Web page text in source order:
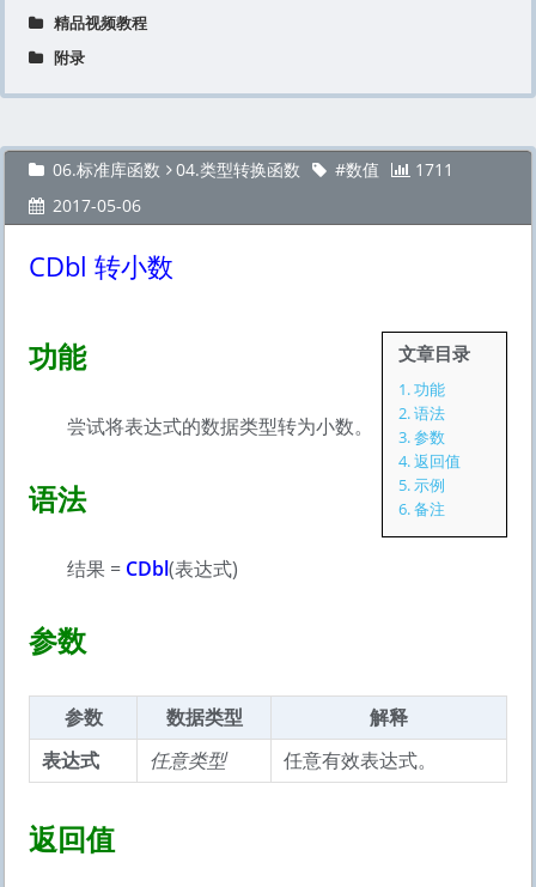
精品视频教程
附录
06.标准库函数 04.类型转换函数
数值
2017-05-06
1711
CDbl 转小数
文章目录
1.功能
2.语法
3.参数
4.返回值
5.示例
6.备注
功能
尝试将表达式的数据类型转为小数。
语法
结果 = CDbl(表达式)
参数
参数 数据类型
解释
表达式
任意类型 任意有效表达式。
返回值